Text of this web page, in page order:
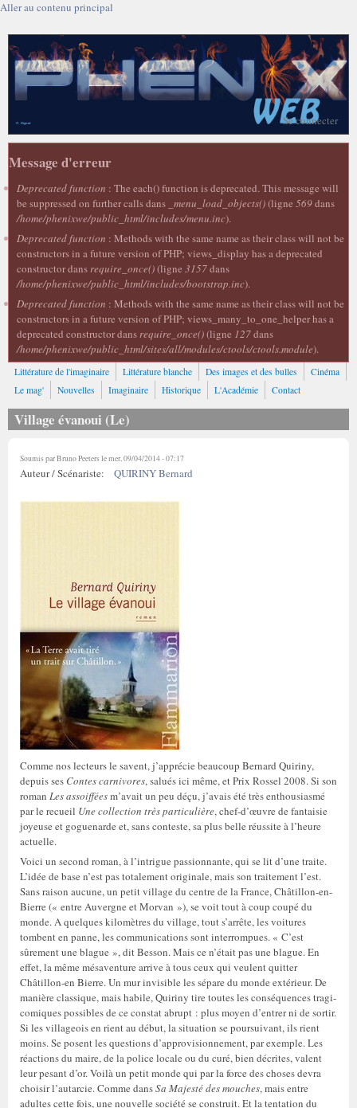
Aller au contenu principal
Se connecter
Message d'erreur
Deprecated function : The each() function is deprecated. This message will
be suppressed on further calls dans _menu_load_objects()(ligne 569dans
/home/phenixwe/public_html/includes/menu.inc).
Deprecated function : Methods with the same name as their class will not be
constructors in a future version of PHP; views_display has a deprecated
constructor dansrequire_once()(ligne 3157dans
/home/phenixwe/public_html/includes/bootstrap.inc).
Deprecated function : Methods with the same name as their class will not be
constructors in a future version of PHP; views_many_to_one_helper has a
deprecated constructor dansrequire_once()(ligne 127dans
/home/phenixwe/public_html/sites/all/modules/ctools/ctools.module).
Littérature de l'imaginaire Littérature blanche Des images et des bulles
Cinéma
Le mag'
Nouvelles Imaginaire Historique L'Académie Contact
Village évanoui (Le)
Soumis parBruno Peetersle mer, 09/04/2014 - 07:17
Auteur / Scénariste: QUIRINY Bernard
Comme nos lecteurs le savent, j’apprécie beaucoup Bernard Quiriny,
depuis ses Contes carnivores, salués ici même, et Prix Rossel 2008. Si son
roman Les assoifféesm’avait un peu déçu, j’avais été très enthousiasmé
par le recueil Une collection très particulière, chef-d’œuvre de fantaisie
joyeuse et goguenarde et, sans conteste, sa plus belle réussite à l’heure
actuelle.
Voici un second roman, à l’intrigue passionnante, qui se lit d’une traite.
L’idée de base n’est pas totalement originale, mais son traitement l’est.
Sans raison aucune, un petit village du centre de la France, Châtillon-en-
Bierre (« entre Auvergne et Morvan »), se voit tout à coup coupé du
monde. A quelques kilomètres du village, tout s’arrête, les voitures
tombent en panne, les communications sont interrompues. « C’est
sûrement une blague », dit Besson. Mais ce n’était pas une blague. En
effet, la même mésaventure arrive à tous ceux qui veulent quitter
Châtillon-en Bierre. Un mur invisible les sépare du monde extérieur. De
manière classique, mais habile, Quiriny tire toutes les conséquences tragi-
comiques possibles de ce constat abrupt : plus moyen d’entrer ni de sortir.
Si les villageois en rient au début, la situation se poursuivant, ils rient
moins. Se posent les questions d’approvisionnement, par exemple. Les
réactions du maire, de la police locale ou du curé, bien décrites, valent
leur pesant d’or. Voilà un petit monde qui par la force des choses devra
choisir l’autarcie. Comme dansSa Majesté des mouches, mais entre
adultes cette fois, une nouvelle société se construit. Et la tentation du